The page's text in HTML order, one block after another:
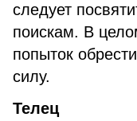
следует
поискам. В
попыток
силу.
Телец